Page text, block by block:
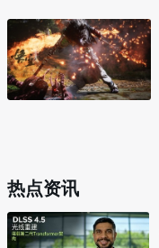
热点资讯